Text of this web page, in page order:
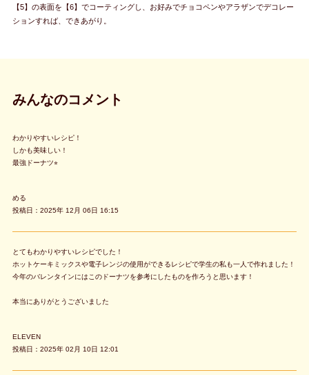
【5】の表面を【6】でコーティングし、お好みでチョコペンやアラザンでデコレー
ションすれば、できあがり。
みんなのコメント
わかりやすいレシピ！
しかも美味しい！
最強ドーナツ⭐︎
める
投稿日：2025年 12月 06日 16:15
とてもわかりやすいレシピでした！
ホットケーキミックスや電子レンジの使用ができるレシピで学生の私も一人で作れました！
今年のバレンタインにはこのドーナツを参考にしたものを作ろうと思います！
本当にありがとうございました
ELEVEN
投稿日：2025年 02月 10日 12:01